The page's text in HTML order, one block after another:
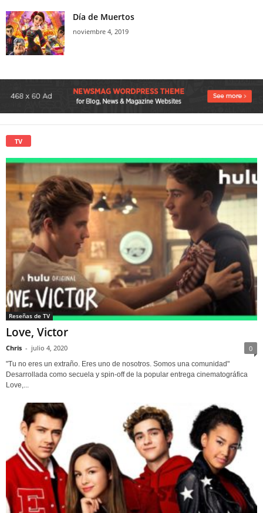
Día de Muertos
noviembre 4, 2019
TV
Reseñas de TV
Love, Victor
Chris - julio 4, 2020 0
"Tu no eres un extraño. Eres uno de nosotros. Somos una comunidad"
Desarrollada como secuela y spin-off de la popular entrega cinematográfica
Love,...